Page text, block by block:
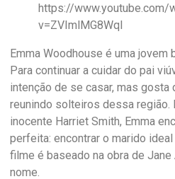
https://www.youtube.com/
v=ZVImlMG8WqI
Emma Woodhouse é uma jovem
Para continuar a cuidar do pai
intenção de se casar, mas gosta
reunindo solteiros dessa região.
inocente Harriet Smith, Emma
perfeita: encontrar o marido
filme é baseado na obra de
nome.